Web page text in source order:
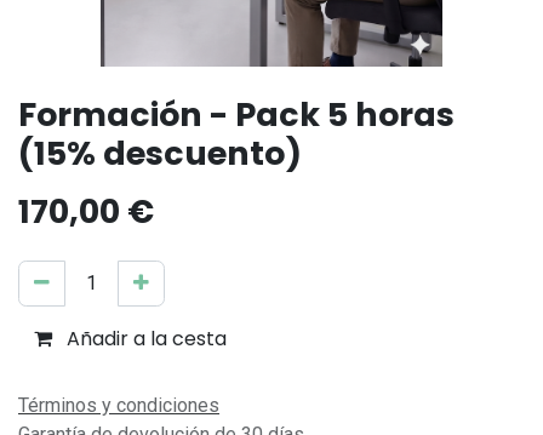
Formación - Pack 5 horas
(15% descuento)
170,00 €
Añadir a la cesta
Términos y condiciones